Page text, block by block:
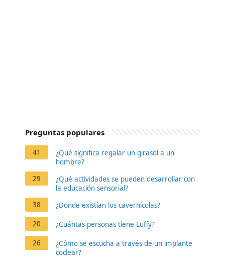
Preguntas populares
41
¿Qué significa regalar un girasol a un
hombre?
29
¿Qué actividades se pueden desarrollar con
la educación sensorial?
38
¿Dónde existían los cavernícolas?
20 ¿Cuántas personas tiene Luffy?
26
¿Cómo se escucha a través de un implante
coclear?